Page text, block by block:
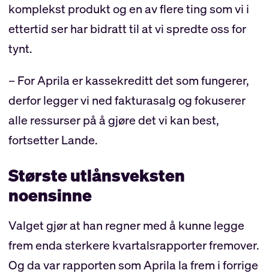
komplekst produkt og en av flere ting som vi i
ettertid ser har bidratt til at vi spredte oss for
tynt.
– For Aprila er kassekreditt det som fungerer,
derfor legger vi ned fakturasalg og fokuserer
alle ressurser på å gjøre det vi kan best,
fortsetter Lande.
Største utlånsveksten
noensinne
Valget gjør at han regner med å kunne legge
frem enda sterkere kvartalsrapporter fremover.
Og da var rapporten som Aprila la frem i forrige